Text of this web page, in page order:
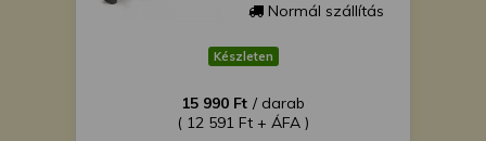
Normál szállítás
Készleten
15 990 Ft / darab
( 12 591 Ft + ÁFA )